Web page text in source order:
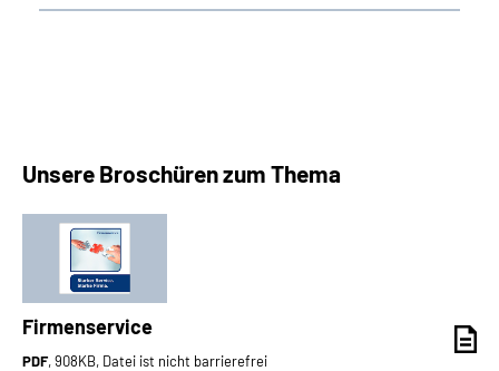
Unsere Broschüren zum Thema
Firmenservice
PDF, 908KB, Datei ist nicht barrierefrei